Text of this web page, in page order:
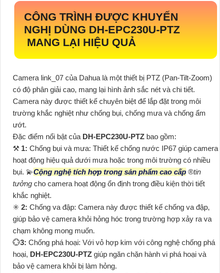
CÔNG TRÌNH ĐƯỢC KHUYẾN
NGHỊ DÙNG DH-EPC230U-PTZ
MANG LẠI HIỆU QUẢ
Camera link_07 của Dahua là một thiết bị PTZ (Pan-Tilt-Zoom)
có độ phân giải cao, mang lại hình ảnh sắc nét và chi tiết.
Camera này được thiết kế chuyên biệt để lắp đặt trong môi
trường khắc nghiệt như chống bụi, chống mưa và chống ẩm
ướt.
Đặc điểm nổi bật của DH-EPC230U-PTZ bao gồm:
⚒ 1: Chống bụi và mưa: Thiết kế chống nước IP67 giúp camera
hoạt động hiệu quả dưới mưa hoặc trong môi trường có nhiều
bụi. 💫Cộng nghệ tích hợp trong sản phẩm cao cấp ®️tin
tưởng cho camera hoạt động ổn định trong điều kiện thời tiết
khắc nghiệt.
✳️ 2: Chống va đập: Camera này được thiết kế chống va đập,
giúp bảo vệ camera khỏi hỏng hóc trong trường hợp xảy ra va
chạm không mong muốn.
💮3: Chống phá hoại: Với vỏ hợp kim với công nghệ chống phá
hoại, DH-EPC230U-PTZ giúp ngăn chặn hành vi phá hoại và
bảo vệ camera khỏi bị làm hỏng.